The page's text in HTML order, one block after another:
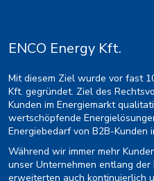
ENCO Energy Kft.
Mit diesem Ziel wurde vor fast
Kft. gegründet. Ziel des
Kunden im Energiemarkt
wertschöpfende
Energiebedarf von B2B-Kunden
Während wir immer mehr
unser Unternehmen entlang
erweiterten auch kontinuierlich